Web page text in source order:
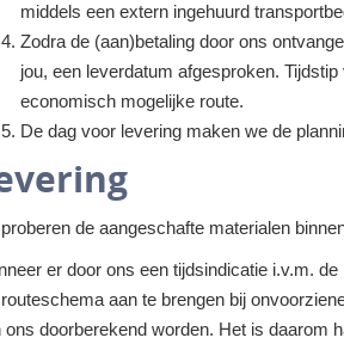
middels een extern ingehuurd
Zodra de (aan)betaling door ons
jou, een leverdatum afgesproken.
economisch mogelijke route.
De dag voor levering maken we de
de aangeschafte materialen
er door ons een tijdsindicatie i.v.m.
aan te brengen bij
ons doorberekend worden. Het is daarom